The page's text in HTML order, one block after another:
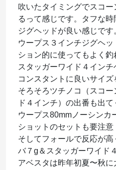
吹いたタイミングでスコー
るって感じです。タフな
ジグヘッドが良い感じです
ウープス３インチジグヘ
ション的に使ってもよく釣
スタッガーワイド４イン
コンスタントに良いサイズ
そろそろツチノコ（スコ
ド４インチ）の出番も出て
ウープス80mmノーシンカ
ショットのセットも要注意
そしてフォールで反応が
バ７g＆スタッガーワイド
アベスタは昨年初夏〜秋